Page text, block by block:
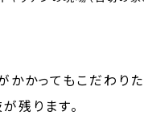
かかってもこだわり
残ります。